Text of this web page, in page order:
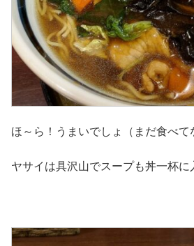
ほ～ら！うまいでしょ（まだ食べて
ヤサイは具沢山でスープも丼一杯に